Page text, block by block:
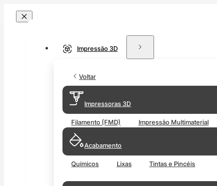
Impressão 3D
Voltar
Impressoras 3D
Filamento (FMD) Impressão Multimaterial
Acabamento
Químicos Lixas Tintas e Pincéis